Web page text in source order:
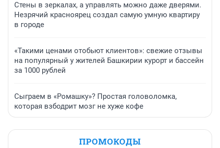
Стены в зеркалах, а управлять можно даже дверями.
Незрячий красноярец создал самую умную квартиру
в городе
«Такими ценами отобьют клиентов»: свежие отзывы
на популярный у жителей Башкирии курорт и бассейн
за 1000 рублей
Сыграем в «Ромашку»? Простая головоломка,
которая взбодрит мозг не хуже кофе
ПРОМОКОДЫ